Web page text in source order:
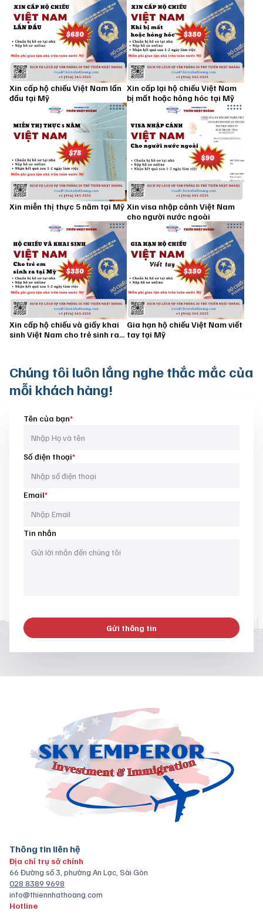
Xin cấp hộ chiếu Việt Nam lần
đầu tại Mỹ
Xin cấp lại hộ chiếu Việt Nam
bị mất hoặc hỏng hóc tại Mỹ
Xin miễn thị thực 5 năm tại Mỹ Xin visa nhập cảnh Việt Nam
cho người nước ngoài
Xin cấp hộ chiếu và giấy khai
sinh Việt Nam cho trẻ sinh ra
Gia hạn hộ chiếu Việt Nam viết
tay tại Mỹ
Chúng tôi luôn lắng nghe thắc mắc của
mỗi khách hàng!
Tên của bạn*
Số điện thoại*
Email*
Tin nhắn
Gửi thông tin
Thông tin liên hệ
Địa chỉ trụ sở chính
66 Đường số 3, phường An Lạc, Sài Gòn
028 8389 9698
info@thiennhathoang.com
Hotline